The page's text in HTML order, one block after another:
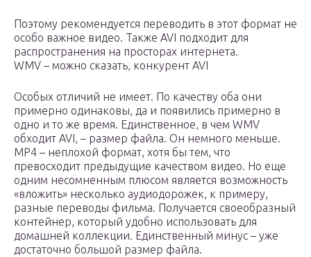
Поэтому рекомендуется переводить в этот формат не
особо важное видео. Также AVI подходит для
распространения на просторах интернета.
WMV – можно сказать, конкурент AVI
Особых отличий не имеет. По качеству оба они
примерно одинаковы, да и появились примерно в
одно и то же время. Единственное, в чем WMV
обходит AVI, – размер файла. Он немного меньше.
MP4 – неплохой формат, хотя бы тем, что
превосходит предыдущие качеством видео. Но еще
одним несомненным плюсом является возможность
«вложить» несколько аудиодорожек, к примеру,
разные переводы фильма. Получается своеобразный
контейнер, который удобно использовать для
домашней коллекции. Единственный минус – уже
достаточно большой размер файла.